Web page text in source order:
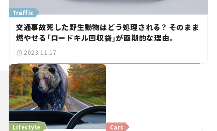
Traffic
交通事故死した野生動物はどう処理される？ そのまま
燃やせる「ロードキル回収袋」が画期的な理由。
2023.11.17
Lifestyle Cars